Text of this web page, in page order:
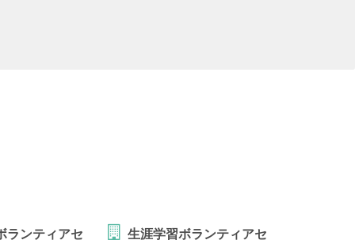
ランティアセ 生涯学習ボランティアセ